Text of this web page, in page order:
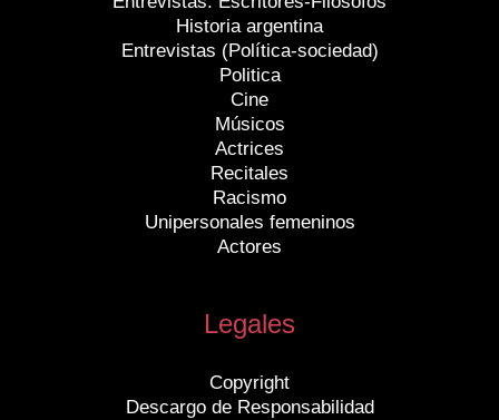
Historia argentina
Entrevistas (Política-sociedad)
Politica
Cine
Músicos
Actrices
Recitales
Racismo
Unipersonales femeninos
Actores
Legales
Copyright
Descargo de Responsabilidad